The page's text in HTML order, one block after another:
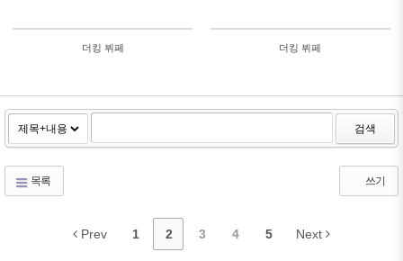
더킹 뷔페 더킹 뷔페
검색
목록 쓰기
Prev 1 2 3 4 5 Next